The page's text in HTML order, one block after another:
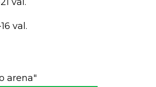
val.
arena"